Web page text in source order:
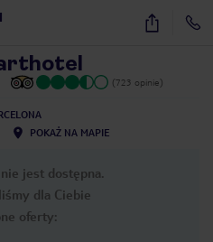
15
(723 opinie)
POKAŻ NA MAPIE
jest dostępna.
dla Ciebie
oferty: